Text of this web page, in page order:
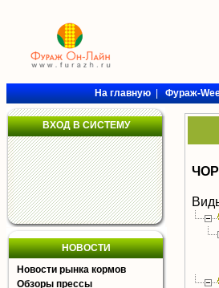
На главную|Фураж-
ВХОД В СИСТЕМУ
НОВОСТИ
Новости рынка кормов
Обзоры прессы